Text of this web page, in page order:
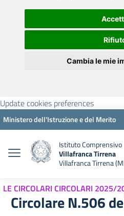
Cambia le mie
Update cookies preferences
Ministero dell'Istruzione e del Merito
Istituto Comprensivo
Villafranca Tirrena
Villafranca Tirrena
LE CIRCOLARI CIRCOLARI 2025/
Circolare N.506